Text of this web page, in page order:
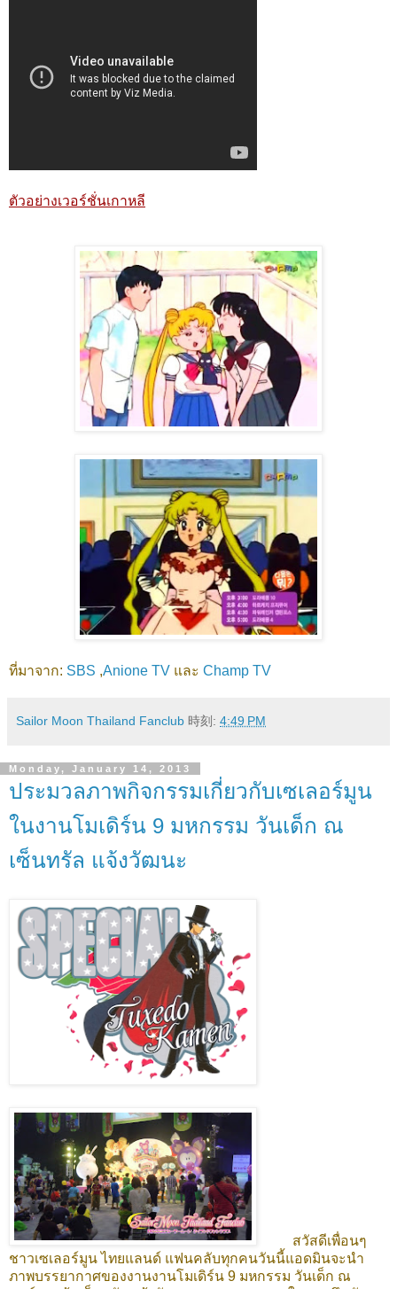
ตัวอย่างเวอร์ชั่นเกาหลี
ที่มาจาก: SBS ,Anione TV และ Champ TV
Sailor Moon Thailand Fanclub 時刻: 4:49 PM
Monday, January 14, 2013
ประมวลภาพกิจกรรมเกี่ยวกับเซเลอร์มูน
ในงานโมเดิร์น 9 มหกรรม วันเด็ก ณ
เซ็นทรัล แจ้งวัฒนะ
สวัสดีเพื่อนๆ
ชาวเซเลอร์มูน ไทยแลนด์ แฟนคลับทุกคนวันนี้แอดมินจะนำ
ภาพบรรยากาศของงานงานโมเดิร์น 9 มหกรรม วันเด็ก ณ